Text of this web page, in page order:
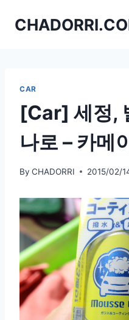
CAR
[Car] 세정,
나로 – 카메
By CHADORRI 2015/02/